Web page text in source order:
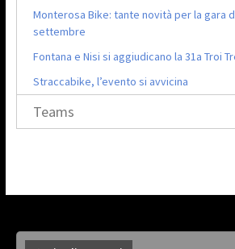
Monterosa Bike: tante novità per la gara
settembre
Fontana e Nisi si aggiudicano la 31a Troi
Straccabike, l’evento si avvicina
Teams